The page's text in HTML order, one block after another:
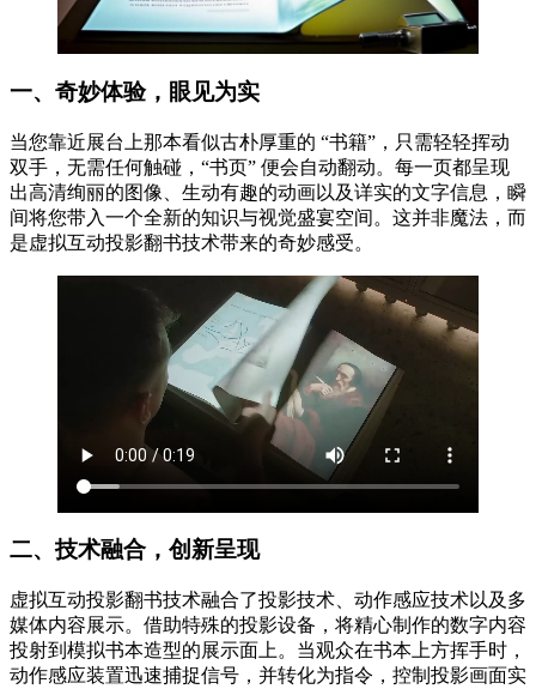
一、奇妙体验，眼见为实
当您靠近展台上那本看似古朴厚重的 “书籍”，只需轻轻挥动
双手，无需任何触碰，“书页” 便会自动翻动。每一页都呈现
出高清绚丽的图像、生动有趣的动画以及详实的文字信息，瞬
间将您带入一个全新的知识与视觉盛宴空间。这并非魔法，而
是虚拟互动投影翻书技术带来的奇妙感受。
二、技术融合，创新呈现
虚拟互动投影翻书技术融合了投影技术、动作感应技术以及多
媒体内容展示。借助特殊的投影设备，将精心制作的数字内容
投射到模拟书本造型的展示面上。当观众在书本上方挥手时，
动作感应装置迅速捕捉信号，并转化为指令，控制投影画面实